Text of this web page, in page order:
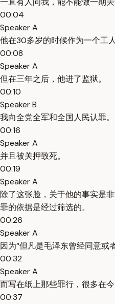
00:04
Speaker A
他在30多岁的时候作为一个工
00:08
Speaker A
但在三年之后，他进了监狱。
00:10
Speaker B
我向全党全军和全国人民认罪。
00:16
Speaker A
并且被关押致死。
00:19
Speaker A
除了这张脸，关于他的事实是
罪的依据是经过筛选的。
00:26
Speaker A
因为“但凡是毛泽东曾经同意或
00:32
Speaker A
而写在纸上那些罪行，很多在今
00:37